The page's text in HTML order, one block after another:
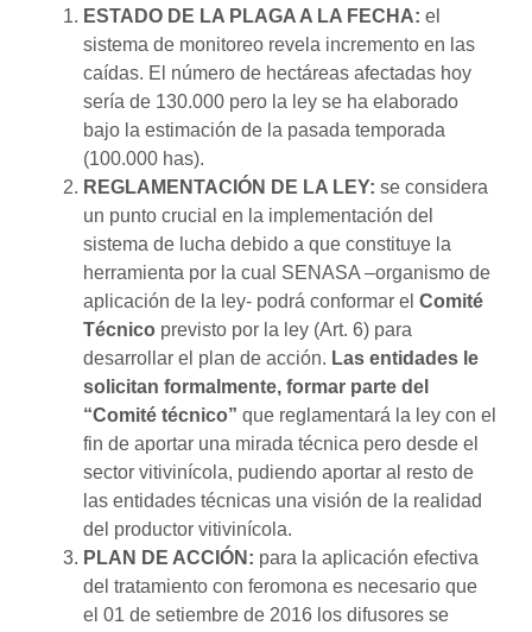
ESTADO DE LA PLAGA A LA FECHA: el
sistema de monitoreo revela incremento en las
caídas. El número de hectáreas afectadas hoy
sería de 130.000 pero la ley se ha elaborado
bajo la estimación de la pasada temporada
(100.000 has).
REGLAMENTACIÓN DE LA LEY: se considera
un punto crucial en la implementación del
sistema de lucha debido a que constituye la
herramienta por la cual SENASA –organismo de
aplicación de la ley- podrá conformar el Comité
Técnico previsto por la ley (Art. 6) para
desarrollar el plan de acción. Las entidades le
solicitan formalmente, formar parte del
“Comité técnico” que reglamentará la ley con el
fin de aportar una mirada técnica pero desde el
sector vitivinícola, pudiendo aportar al resto de
las entidades técnicas una visión de la realidad
del productor vitivinícola.
PLAN DE ACCIÓN: para la aplicación efectiva
del tratamiento con feromona es necesario que
el 01 de setiembre de 2016 los difusores se